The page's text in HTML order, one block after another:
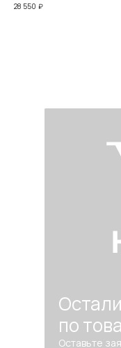
28 550 ₽
по
Оставьте